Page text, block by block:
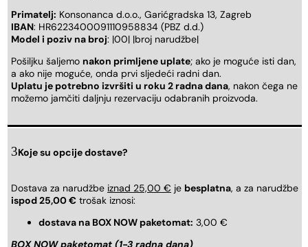
Primatelj: Konsonanca d.o.o., Garićgradska 13, Zagreb
IBAN: HR6223400091110958834 (PBZ d.d.)
Model i poziv na broj: |00| |broj narudžbe|
Pošiljku šaljemo nakon primljene uplate; ako je moguće isti dan,
a ako nije moguće, onda prvi sljedeći radni dan.
Uplatu je potrebno izvršiti u roku 2 radna dana, nakon čega ne
možemo jamčiti daljnju rezervaciju odabranih proizvoda.
Koje su opcije dostave?
Dostava za narudžbe iznad 25,00 € je besplatna, a za narudžbe
ispod 25,00 € trošak iznosi:
dostava na BOX NOW paketomat: 3,00 €
BOX NOW paketomat (1-3 radna dana)